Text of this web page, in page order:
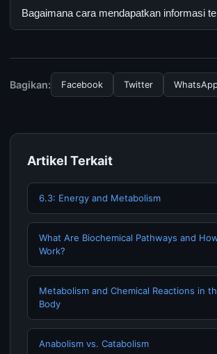
Ya, sportsHasil Perempatfinal Orleans
Bagaimana cara mendapatkan informasi
dan terpercaya.
Bagikan: Facebook Twitter WhatsApp
Artikel Terkait
6.3: Energy and Metabolism
What Are Biochemical Pathways and
Work?
Metabolism and Chemical Reactions in
Body
Anabolism vs. Catabolism